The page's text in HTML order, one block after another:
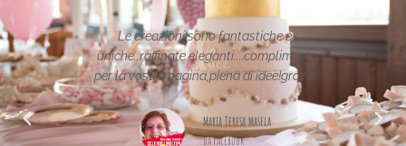
nel
in
da
alle
Le creazioni sono fantastiche e
uniche..raffinate eleganti....complimenti
per la vostra pagina,piena di idee!grazie
Maria Teresa Masela
da Facebook